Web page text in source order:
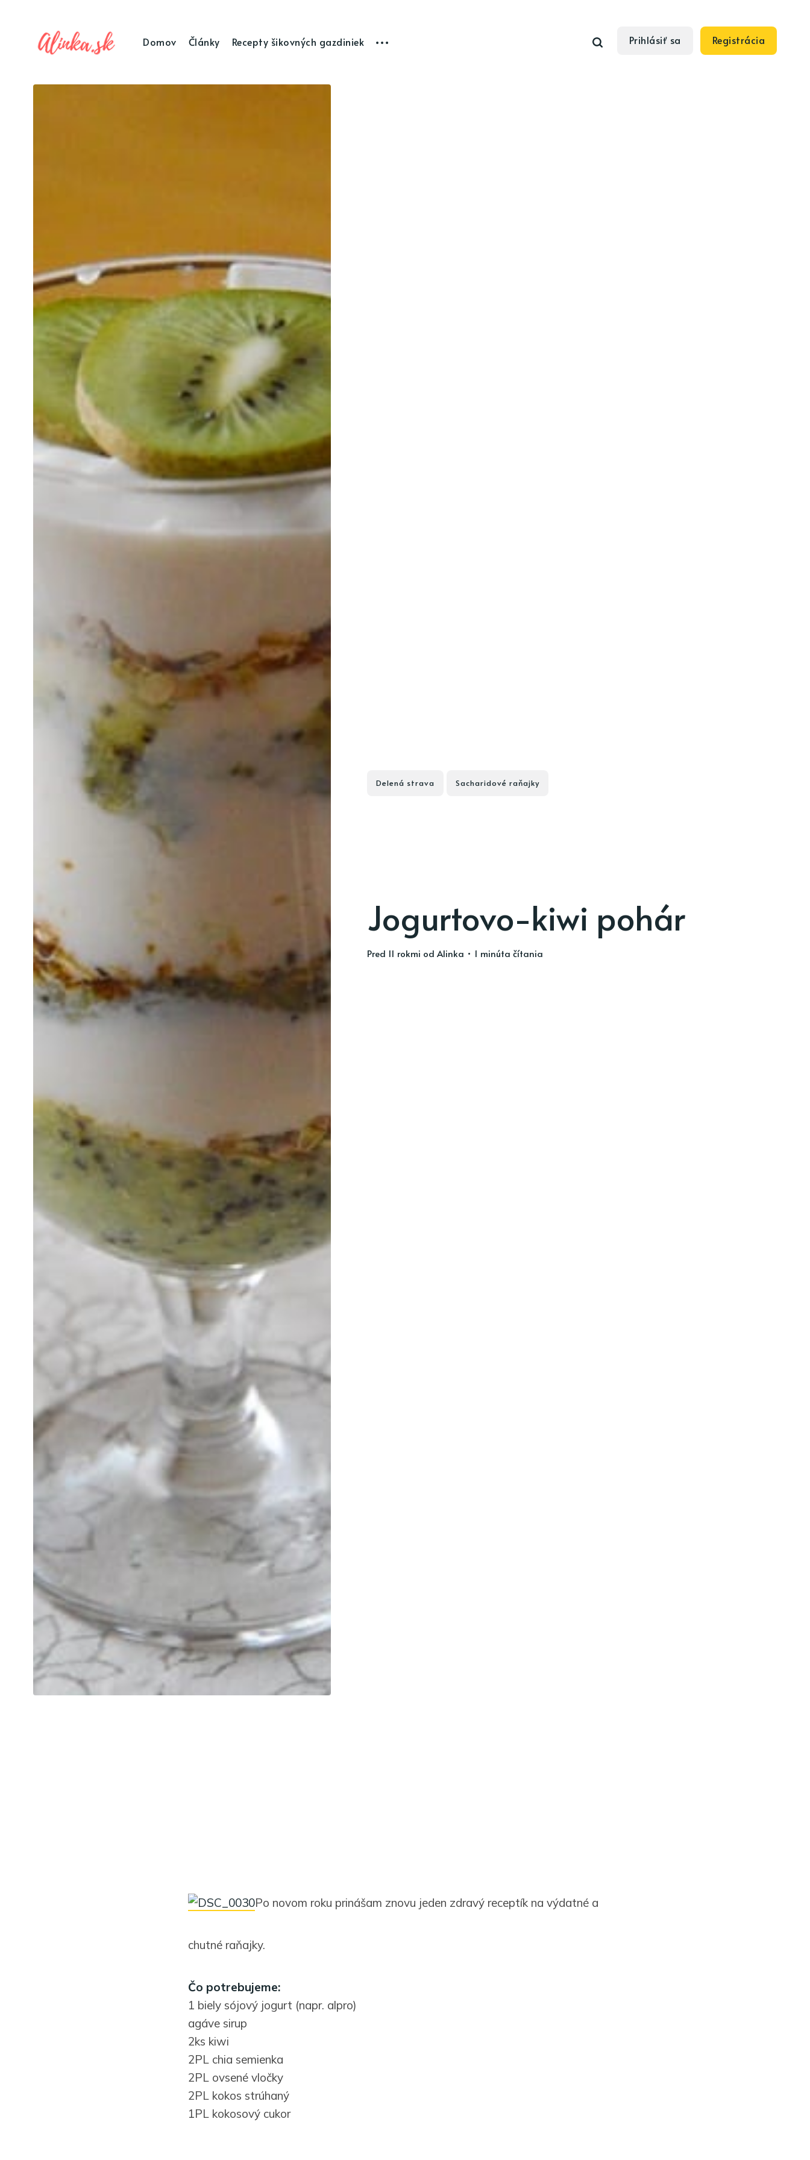
Domov Články Recepty šikovných gazdiniek Prihlásiť sa Registrácia
Delená strava Sacharidové raňajky
Jogurtovo-kiwi pohár
pred 11 rokmi od Alinka • 1 minúta čítania
Po novom roku prinášam znovu jeden zdravý receptík na výdatné a
chutné raňajky.
Čo potrebujeme:
1 biely sójový jogurt (napr. alpro)
agáve sirup
2ks kiwi
2PL chia semienka
2PL ovsené vločky
2PL kokos strúhaný
1PL kokosový cukor